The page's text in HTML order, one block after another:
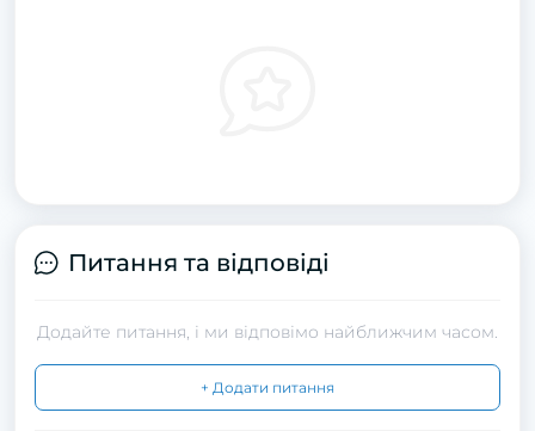
Питання та відповіді
Додайте питання, і ми відповімо найближчим часом.
+ Додати питання